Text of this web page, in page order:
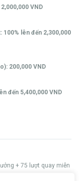
VND
100% lên đến 2,300,000
200,000 VND
đến 5,400,000 VND
+ 75 lượt quay miễn